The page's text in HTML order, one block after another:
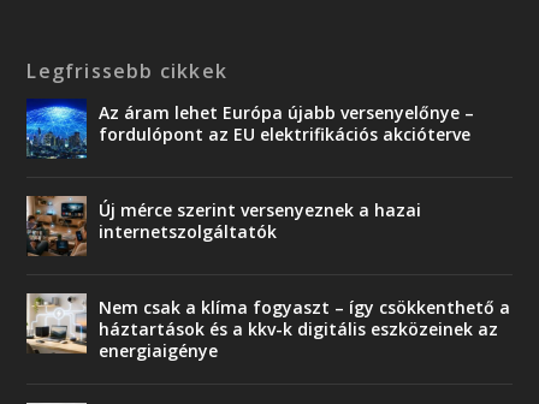
Legfrissebb cikkek
Az áram lehet Európa újabb versenyelőnye –
fordulópont az EU elektrifikációs akcióterve
Új mérce szerint versenyeznek a hazai
internetszolgáltatók
Nem csak a klíma fogyaszt – így csökkenthető a
háztartások és a kkv-k digitális eszközeinek az
energiaigénye